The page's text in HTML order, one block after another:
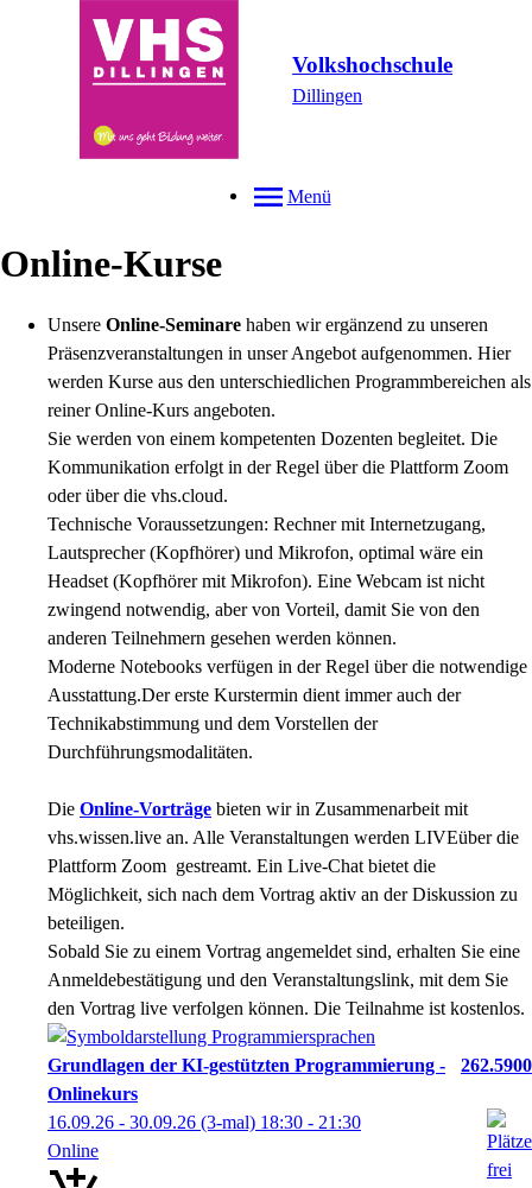
Volkshochschule
Dillingen
Menü
Online-Kurse
Unsere Online-Seminare haben wir ergänzend zu unseren
Präsenzveranstaltungen in unser Angebot aufgenommen. Hier
werden Kurse aus den unterschiedlichen Programmbereichen als
reiner Online-Kurs angeboten.
Sie werden von einem kompetenten Dozenten begleitet. Die
Kommunikation erfolgt in der Regel über die Plattform Zoom
oder über die vhs.cloud.
Technische Voraussetzungen: Rechner mit Internetzugang,
Lautsprecher (Kopfhörer) und Mikrofon, optimal wäre ein
Headset (Kopfhörer mit Mikrofon). Eine Webcam ist nicht
zwingend notwendig, aber von Vorteil, damit Sie von den
anderen Teilnehmern gesehen werden können.
Moderne Notebooks verfügen in der Regel über die notwendige
Ausstattung.Der erste Kurstermin dient immer auch der
Technikabstimmung und dem Vorstellen der
Durchführungsmodalitäten.
Die Online-Vorträge bieten wir in Zusammenarbeit mit
vhs.wissen.live an. Alle Veranstaltungen werden LIVEüber die
Plattform Zoom gestreamt. Ein Live-Chat bietet die
Möglichkeit, sich nach dem Vortrag aktiv an der Diskussion zu
beteiligen.
Sobald Sie zu einem Vortrag angemeldet sind, erhalten Sie eine
Anmeldebestätigung und den Veranstaltungslink, mit dem Sie
den Vortrag live verfolgen können. Die Teilnahme ist kostenlos.
Grundlagen der KI-gestützten Programmierung -
Onlinekurs
262.5900
16.09.26 - 30.09.26 (3-mal) 18:30 - 21:30
Online